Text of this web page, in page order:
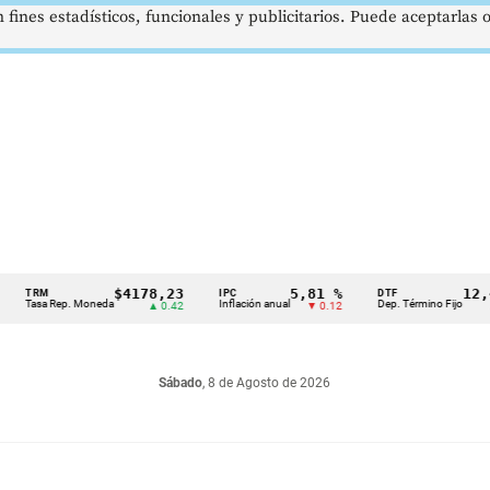
Tasa Rep. Moneda
$4178,23
▲ 0.42 Inflación anual
5,81 %
▼ 0.12 Dep. Término Fijo
12,48
▲
Sábado, 8 de Agosto de 2026
estadísticos, funcionales y publicitarios. Puede aceptarlas